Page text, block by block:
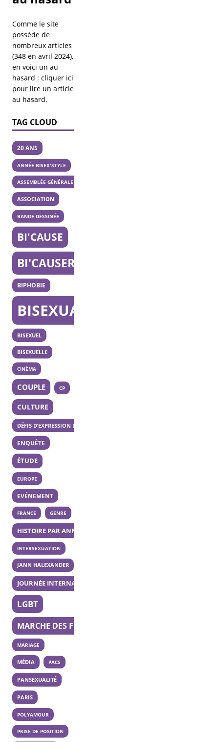
Comme le site
possède de
nombreux articles
(348 en avril 2024),
en voici un au
hasard : cliquer ici
pour lire un article
au hasard.
TAG CLOUD
20 ANS
ANNÉE BISEX'STYLE
ASSEMBLÉE GÉNÉRALE
ASSOCIATION
BANDE DESSINÉE
BI'CAUSE
BI'CAUSERIE
BIPHOBIE
BISEXUALITÉ
BISEXUEL
BISEXUELLE
CINÉMA
COUPLE CP
CULTURE
DÉFIS D’EXPRESSION DES 20 ANS
ENQUÊTE
ÉTUDE
EUROPE
EVÉNEMENT
FRANCE GENRE
HISTOIRE PAR ANNÉE
INTERSEXUATION
JANN HALEXANDER
JOURNÉE INTERNATIONALE DE LA BISEXUALITÉ
LGBT
MARCHE DES FIERTÉS
MARIAGE
MÉDIA PACS
PANSEXUALITÉ
PARIS
POLYAMOUR
PRISE DE POSITION